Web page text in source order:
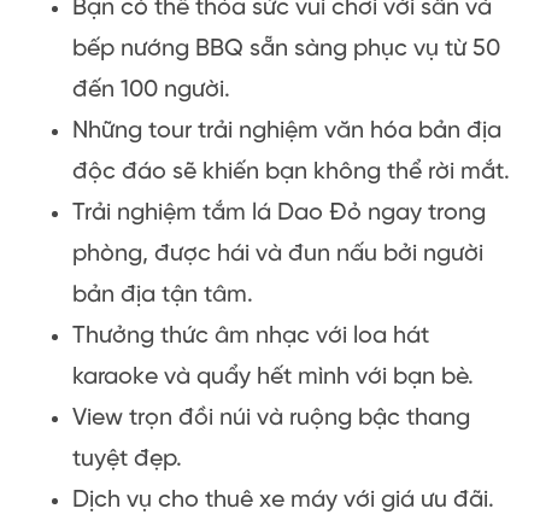
Bạn có thể thỏa sức vui chơi với sân và
bếp nướng BBQ sẵn sàng phục vụ từ 50
đến 100 người.
Những tour trải nghiệm văn hóa bản địa
độc đáo sẽ khiến bạn không thể rời mắt.
Trải nghiệm tắm lá Dao Đỏ ngay trong
phòng, được hái và đun nấu bởi người
bản địa tận tâm.
Thưởng thức âm nhạc với loa hát
karaoke và quẩy hết mình với bạn bè.
View trọn đồi núi và ruộng bậc thang
tuyệt đẹp.
Dịch vụ cho thuê xe máy với giá ưu đãi.